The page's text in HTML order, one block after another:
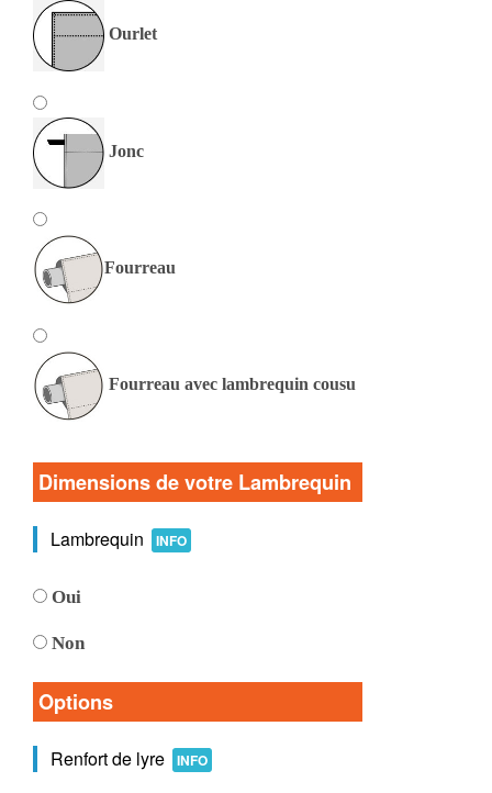
Ourlet
Jonc
Fourreau
Fourreau avec lambrequin cousu
Dimensions de votre Lambrequin
Lambrequin INFO
Oui
Non
Options
Renfort de lyre INFO